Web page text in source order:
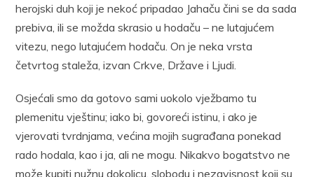
herojski duh koji je nekoć pripadao Jahaču čini se da sada
prebiva, ili se možda skrasio u hodaču – ne lutajućem
vitezu, nego lutajućem hodaču. On je neka vrsta
četvrtog staleža, izvan Crkve, Države i Ljudi.
Osjećali smo da gotovo sami uokolo vježbamo tu
plemenitu vještinu; iako bi, govoreći istinu, i ako je
vjerovati tvrdnjama, većina mojih sugrađana ponekad
rado hodala, kao i ja, ali ne mogu. Nikakvo bogatstvo ne
može kupiti nužnu dokolicu, slobodu i nezavisnost koji su